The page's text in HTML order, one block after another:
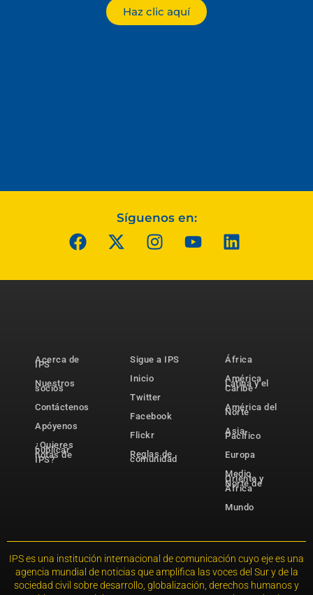
Haz clic aquí
Síguenos en:
Acerca de
IPS
Nuestros
socios
Contáctenos
Apóyenos
¿Quieres
publicar
notas de
IPS?
Sigue a IPS
Inicio
Twitter
Facebook
Flickr
Reglas de
comunidad
África
América
Latina y el
Caribe
América del
Norte
Asia-
Pacífico
Europa
Medio
Oriente y
Norte de
África
Mundo
IPS es una institución internacional de comunicación cuyo eje es una
agencia mundial de noticias que amplifica las voces del Sur y de la
sociedad civil sobre desarrollo, globalización, derechos humanos y